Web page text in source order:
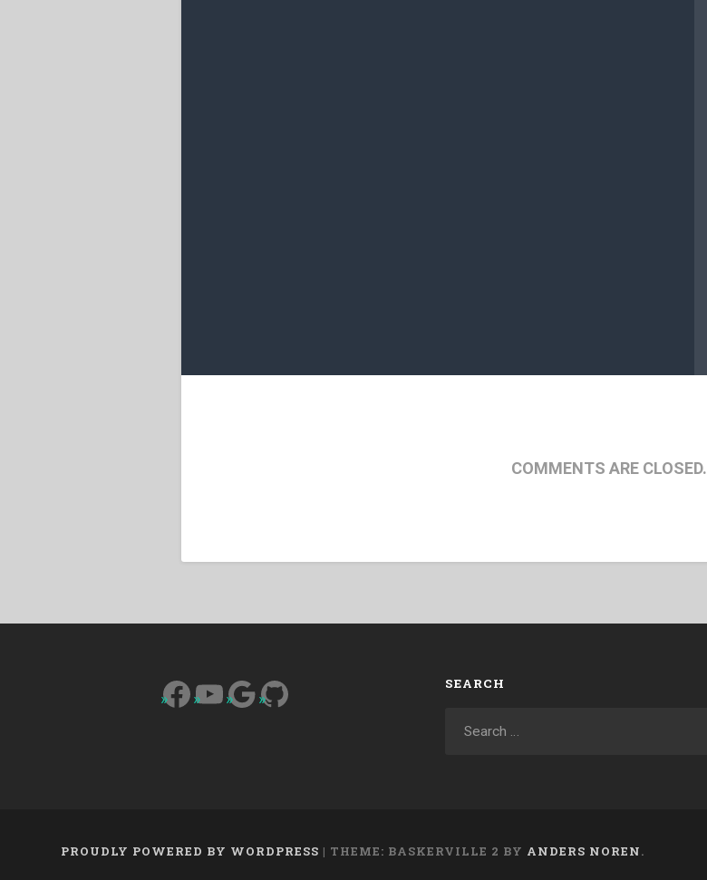
COMMENTS ARE CLOSED.
Facebook
YouTube
Google
GitHub SEARCH
PROUDLY POWERED BY WORDPRESS | THEME: BASKERVILLE 2 BY ANDERS NOREN.